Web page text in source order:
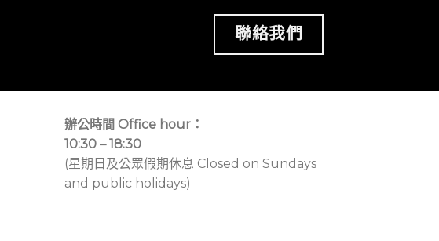
聯絡我們
辦公時間 Office hour：
10:30 – 18:30
(星期日及公眾假期休息 Closed on Sundays
and public holidays)